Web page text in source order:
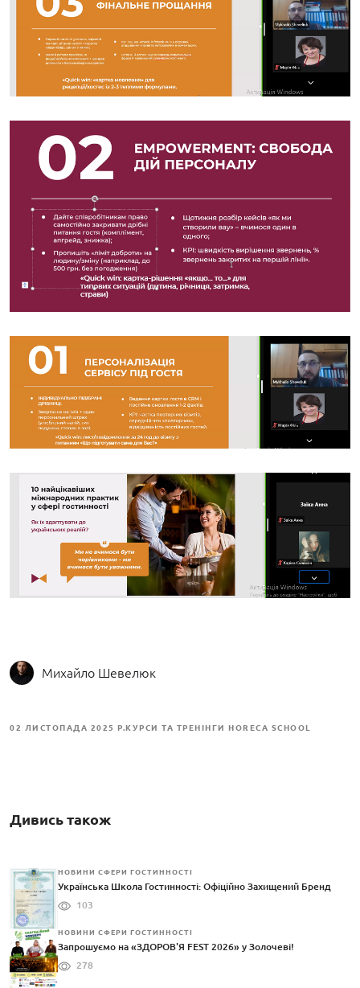
Михайло Шевелюк
02 ЛИСТОПАДА 2025 Р.КУРСИ ТА ТРЕНІНГИ HORECA SCHOOL
Дивись також
НОВИНИ СФЕРИ ГОСТИННОСТІ
Українська Школа Гостинності: Офіційно Захищений Бренд
103
НОВИНИ СФЕРИ ГОСТИННОСТІ
Запрошуємо на «ЗДОРОВ'Я FEST 2026» у Золочеві!
278